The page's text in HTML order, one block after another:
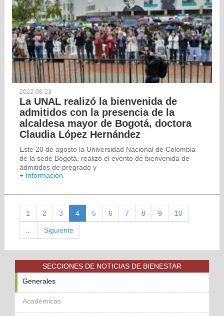
2022-08-23
La UNAL realizó la bienvenida de
admitidos con la presencia de la
alcaldesa mayor de Bogotá, doctora
Claudia López Hernández
Este 20 de agosto la Universidad Nacional de Colombia
de la sede Bogotá, realizó el evento de bienvenida de
admitidos de pregrado y
+ Información
1 2 3 4 5 6 7 8 9 10
Siguiente
SECCIONES DE NOTICIAS DE BIENESTAR
Generales
Académicas